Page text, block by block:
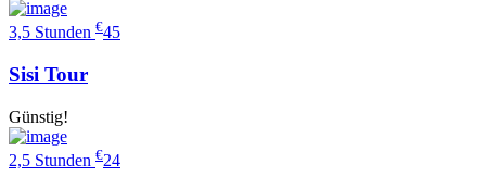
3,5 Stunden €45
Sisi Tour
Günstig!
2,5 Stunden €24